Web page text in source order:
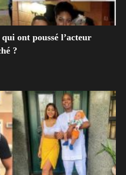
ont poussé l’acteur
?